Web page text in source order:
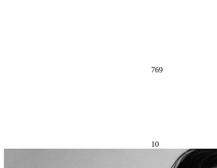
769
10